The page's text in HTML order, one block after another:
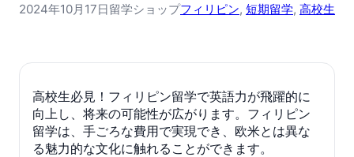
2024年10月17日留学ショップフィリピン, 短期留学, 高校生
高校生必見！フィリピン留学で英語力が飛躍的に
向上し、将来の可能性が広がります。フィリピン
留学は、手ごろな費用で実現でき、欧米とは異な
る魅力的な文化に触れることができます。